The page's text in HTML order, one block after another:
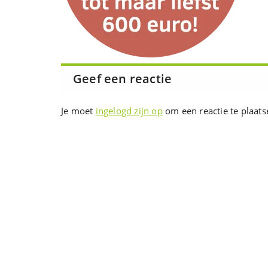
Geef een reactie
Je moet ingelogd zijn opom een reactie te